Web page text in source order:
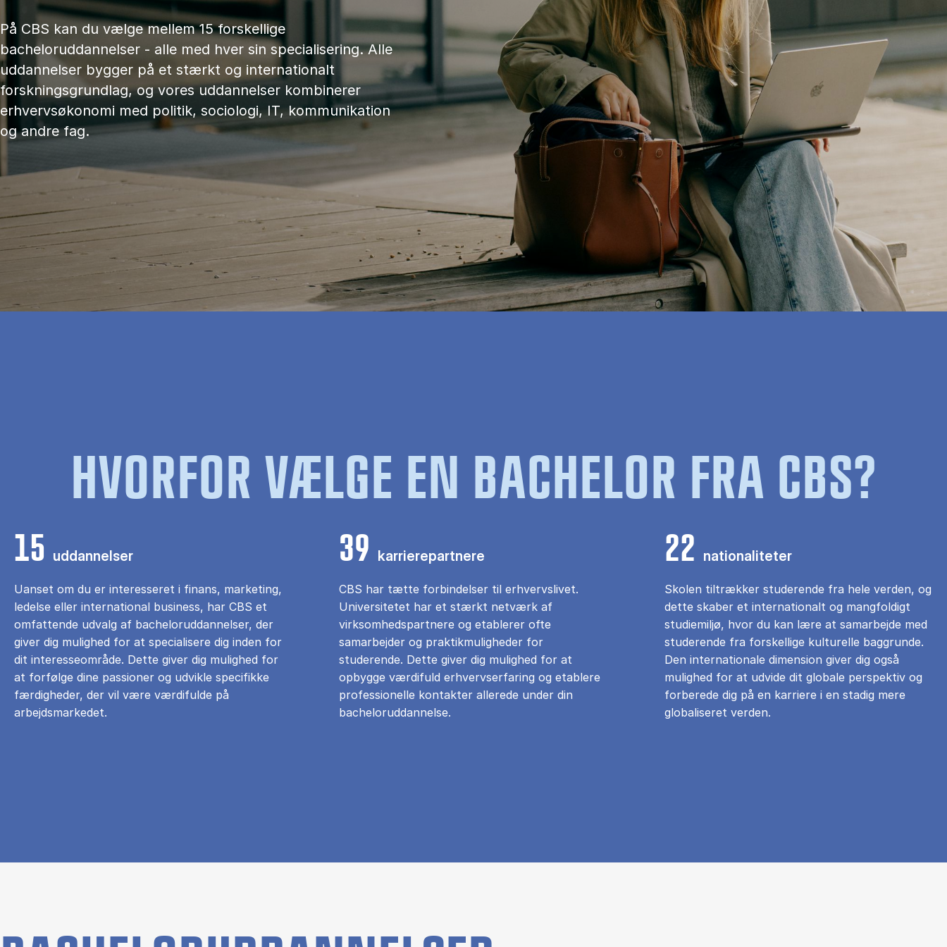
På CBS kan du vælge mellem 15 forskellige
bacheloruddannelser - alle med hver sin specialisering. Alle
uddannelser bygger på et stærkt og internationalt
forskningsgrundlag, og vores uddannelser kombinerer
erhvervsøkonomi med politik, sociologi, IT, kommunikation
og andre fag.
HVORFOR VÆLGE EN BACHELOR FRA CBS?
15 uddannelser
Uanset om du er interesseret i finans, marketing,
ledelse eller international business, har CBS et
omfattende udvalg af bacheloruddannelser, der
giver dig mulighed for at specialisere dig inden for
dit interesseområde. Dette giver dig mulighed for
at forfølge dine passioner og udvikle specifikke
færdigheder, der vil være værdifulde på
arbejdsmarkedet.
39 karrierepartnere
CBS har tætte forbindelser til erhvervslivet.
Universitetet har et stærkt netværk af
virksomhedspartnere og etablerer ofte
samarbejder og praktikmuligheder for
studerende. Dette giver dig mulighed for at
opbygge værdifuld erhvervserfaring og etablere
professionelle kontakter allerede under din
bacheloruddannelse.
22 nationaliteter
Skolen tiltrækker studerende fra hele verden, og
dette skaber et internationalt og mangfoldigt
studiemiljø, hvor du kan lære at samarbejde med
studerende fra forskellige kulturelle baggrunde.
Den internationale dimension giver dig også
mulighed for at udvide dit globale perspektiv og
forberede dig på en karriere i en stadig mere
globaliseret verden.